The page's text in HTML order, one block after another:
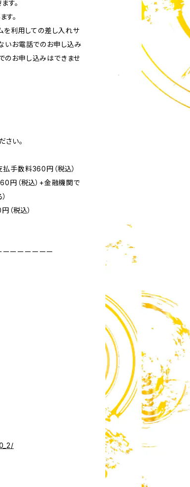
す。
。
利用しての差し入れサ
いお電話でのお申し込み
のお申し込みはできませ
い。
払手数料360円（税込）
円（税込）+金融機関で
（税込）
ーーーーーー